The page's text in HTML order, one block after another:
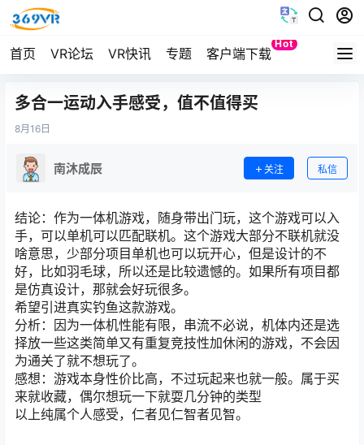
首页 VR论坛 VR快讯 专题 客户端下载
Hot
Quest
多合一运动入手感受，值不值得买
8月 16日
南沐成辰 关注 私信
结论：作为一体机游戏，随身带出门玩，这个游戏可以入
手，可以单机可以匹配联机。这个游戏大部分不联机就没
啥意思，少部分项目单机也可以玩开心，但是设计的不
好，比如羽毛球，所以还是比较遗憾的。如果所有项目都
是仿真设计，那就会好玩很多。
希望引进真实钓鱼这款游戏。
分析：因为一体机性能有限，串流不必说，机体内还是选
择放一些这类简单又有重复竞技性加休闲的游戏，不会因
为通关了就不想玩了。
感想：游戏本身性价比高，不过玩起来也就一般。属于买
来就收藏，偶尔想玩一下就耍几分钟的类型
以上纯属个人感受，仁者见仁智者见智。